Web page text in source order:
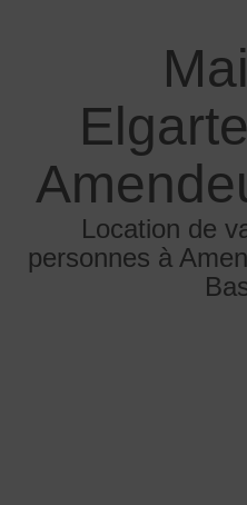
Location de
personnes à